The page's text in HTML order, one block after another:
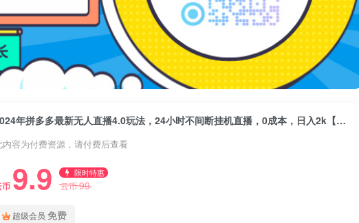
2024年拼多多最新无人直播4.0玩法，24小时不间断挂机直播，0成本，日入2k【揭秘】
内容为付费资源，请付费后查看
币 9.9 限时特惠
云币99
超级会员 免费